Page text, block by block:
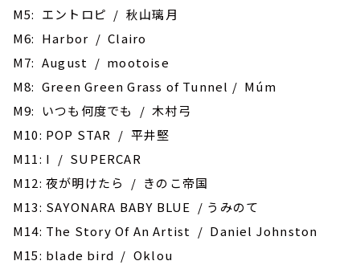
M5: エントロピ / 秋山璃月
M6: Harbor / Clairo
M7: ‎August / mootoise
M8: Green Green Grass of Tunnel / Múm
M9: いつも何度でも / 木村弓
M10: POP STAR / 平井堅
M11: I / SUPERCAR
M12: 夜が明けたら / きのこ帝国
M13: SAYONARA BABY BLUE / うみのて
M14: The Story Of An Artist / Daniel Johnston
M15: blade bird / Oklou